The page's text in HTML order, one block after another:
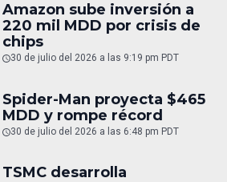
Amazon sube inversión a
220 mil MDD por crisis de
chips
30 de julio del 2026 a las 9:19 pm PDT
Spider-Man proyecta $465
MDD y rompe récord
30 de julio del 2026 a las 6:48 pm PDT
TSMC desarrolla